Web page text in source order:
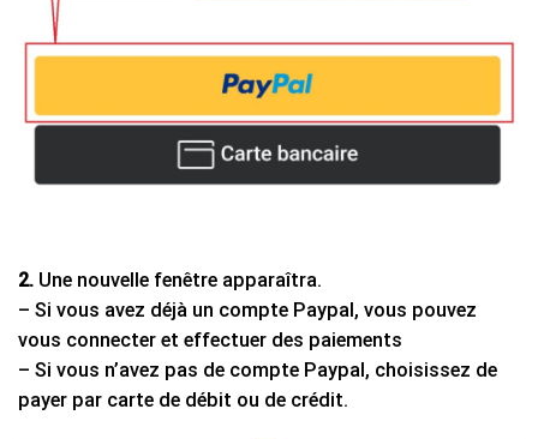
2. Une nouvelle fenêtre apparaîtra.
– Si vous avez déjà un compte Paypal, vous pouvez
vous connecter et effectuer des paiements
– Si vous n’avez pas de compte Paypal, choisissez de
payer par carte de débit ou de crédit.